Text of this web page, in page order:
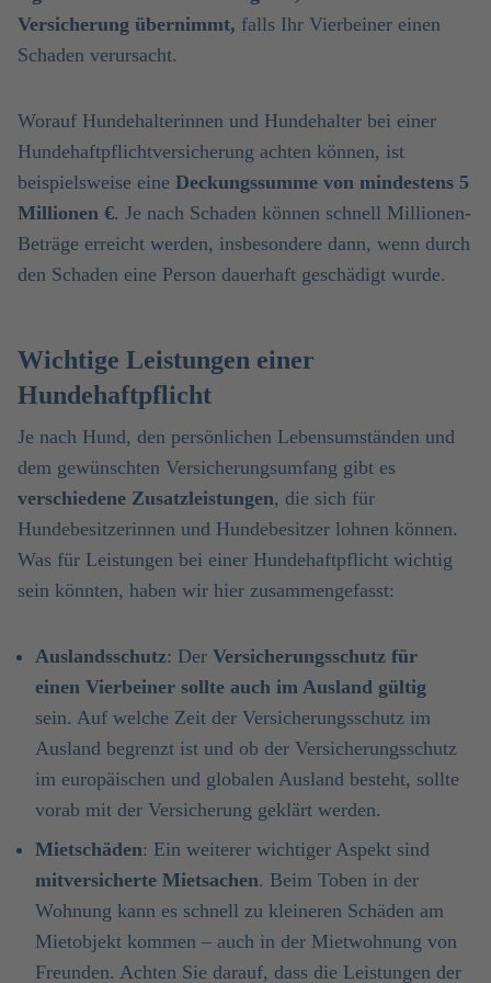
Versicherung übernimmt, falls Ihr Vierbeiner einen
Schaden verursacht.
Worauf Hundehalterinnen und Hundehalter bei einer
Hundehaftpflichtversicherung achten können, ist
beispielsweise eine Deckungssumme von mindestens 5
Millionen €. Je nach Schaden können schnell Millionen-
Beträge erreicht werden, insbesondere dann, wenn durch
den Schaden eine Person dauerhaft geschädigt wurde.
Wichtige Leistungen einer
Hundehaftpflicht
Je nach Hund, den persönlichen Lebensumständen und
dem gewünschten Versicherungsumfang gibt es
verschiedene Zusatzleistungen, die sich für
Hundebesitzerinnen und Hundebesitzer lohnen können.
Was für Leistungen bei einer Hundehaftpflicht wichtig
sein könnten, haben wir hier zusammengefasst:
Auslandsschutz: Der Versicherungsschutz für
einen Vierbeiner sollte auch im Ausland gültig
sein. Auf welche Zeit der Versicherungsschutz im
Ausland begrenzt ist und ob der Versicherungsschutz
im europäischen und globalen Ausland besteht, sollte
vorab mit der Versicherung geklärt werden.
Mietschäden: Ein weiterer wichtiger Aspekt sind
mitversicherte Mietsachen. Beim Toben in der
Wohnung kann es schnell zu kleineren Schäden am
Mietobjekt kommen – auch in der Mietwohnung von
Freunden. Achten Sie darauf, dass die Leistungen der